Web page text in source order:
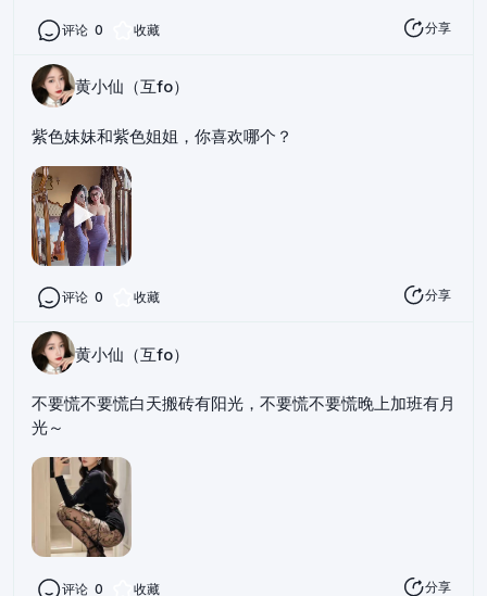
评论 0 收藏 分享
黄小仙（互fo）
紫色妹妹和紫色姐姐，你喜欢哪个？
评论 0 收藏 分享
黄小仙（互fo）
不要慌不要慌白天搬砖有阳光，不要慌不要慌晚上加班有月
光～
评论 0 收藏 分享